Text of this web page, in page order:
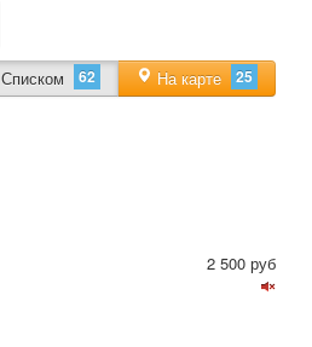
Списком 62 На карте 25
2 500 руб